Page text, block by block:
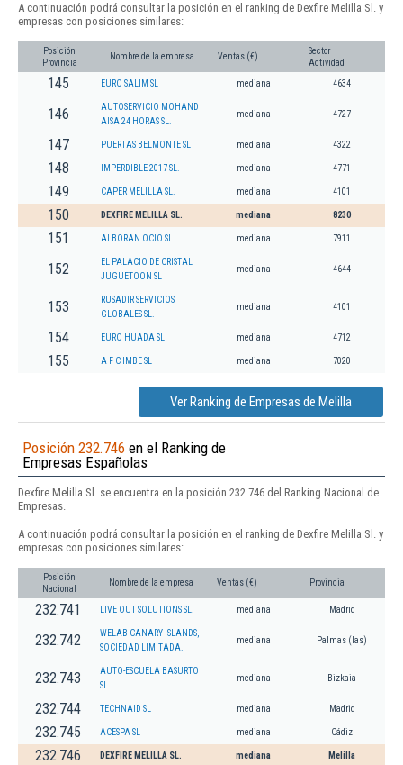
A continuación podrá consultar la posición en el ranking de Dexfire Melilla Sl. y
empresas con posiciones similares:
Posición
Provincia
Nombre de la empresa Ventas (€)
Sector
Actividad
145 EURO SALIM SL mediana 4634
146
AUTOSERVICIO MOHAND
AISA 24 HORAS SL.
mediana 4727
147 PUERTAS BELMONTE SL mediana 4322
148 IMPERDIBLE 2017 SL. mediana 4771
149 CAPER MELILLA SL. mediana 4101
150 DEXFIRE MELILLA SL. mediana 8230
151 ALBORAN OCIO SL. mediana 7911
152
EL PALACIO DE CRISTAL
JUGUETOON SL
mediana 4644
153
RUSADIR SERVICIOS
GLOBALES SL.
mediana 4101
154 EURO HUADA SL mediana 4712
155 A F C IMBE SL mediana 7020
Ver Ranking de Empresas de Melilla
Posición 232.746 en el Ranking de
Empresas Españolas
Dexfire Melilla Sl. se encuentra en la posición 232.746 del Ranking Nacional de
Empresas.
A continuación podrá consultar la posición en el ranking de Dexfire Melilla Sl. y
empresas con posiciones similares:
Posición
Nacional
Nombre de la empresa Ventas (€) Provincia
232.741 LIVE OUT SOLUTIONS SL. mediana Madrid
232.742
WELAB CANARY ISLANDS,
SOCIEDAD LIMITADA.
mediana Palmas (las)
232.743
AUTO-ESCUELA BASURTO
SL
mediana Bizkaia
232.744 TECHNAID SL mediana Madrid
232.745 ACESPA SL mediana Cádiz
232.746 DEXFIRE MELILLA SL. mediana Melilla